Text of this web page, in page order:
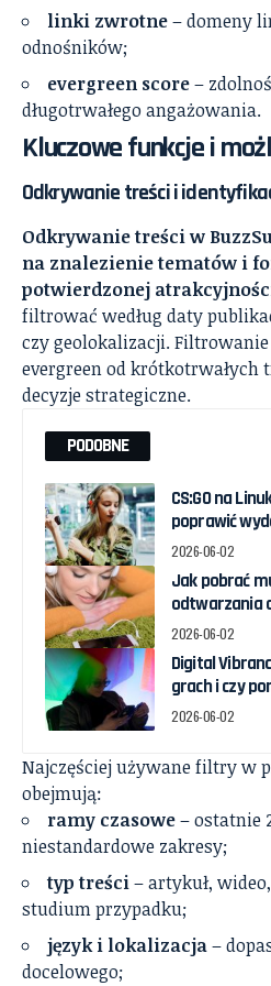
linki zwrotne– domeny
odnośników;
evergreen score–
długotrwałego angażowania.
Kluczowe funkcje i
Odkrywanie treści i
Odkrywanie treści w
na znalezienie tematów i
potwierdzonej
filtrować według daty
czy geolokalizacji.
evergreen od krótkotrwałych
decyzje strategiczne.
PODOBNE
CS:GO na
poprawić
2026-06-02
Jak pobrać
odtwarzania
2026-06-02
Digital
grach i czy
2026-06-02
Najczęściej używane filtry w
obejmują:
ramy czasowe– ostatnie
niestandardowe zakresy;
typ treści– artykuł,
studium przypadku;
język i lokalizacja–
docelowego;